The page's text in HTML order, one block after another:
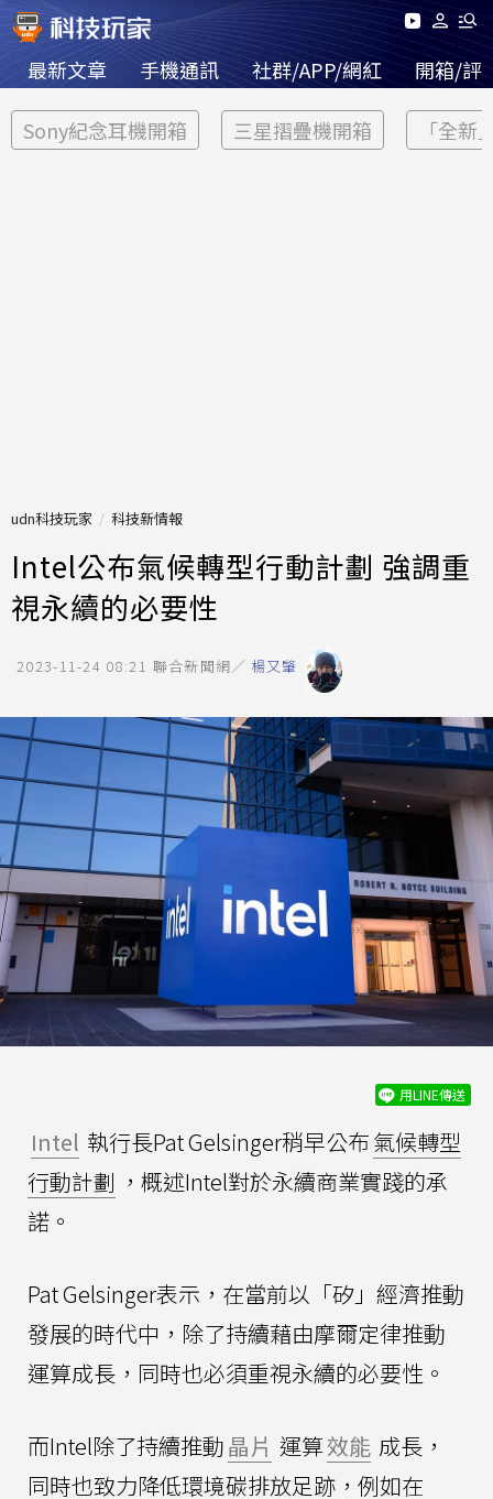
最新文章 手機通訊 社群/APP/網紅 開箱/評
Sony紀念耳機開箱 三星摺疊機開箱 「全新
udn科技玩家 科技新情報
Intel公布氣候轉型行動計劃 強調重
視永續的必要性
2023-11-24 08:21 聯合新聞網／ 楊又肇
用LINE傳送
Intel 執行長Pat Gelsinger稍早公布氣候轉型
行動計劃 ，概述Intel對於永續商業實踐的承
諾。
Pat Gelsinger表示，在當前以「矽」經濟推動
發展的時代中，除了持續藉由摩爾定律推動
運算成長，同時也必須重視永續的必要性。
而Intel除了持續推動晶片 運算效能 成長，
同時也致力降低環境碳排放足跡，例如在